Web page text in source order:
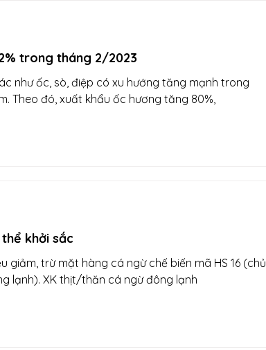
trong tháng 2/2023
như ốc, sò, điệp có xu hướng tăng mạnh trong
Theo đó, xuất khẩu ốc hương tăng 80%,
khởi sắc
giảm, trừ mặt hàng cá ngừ chế biến mã HS 16 (chủ
lạnh). XK thịt/thăn cá ngừ đông lạnh